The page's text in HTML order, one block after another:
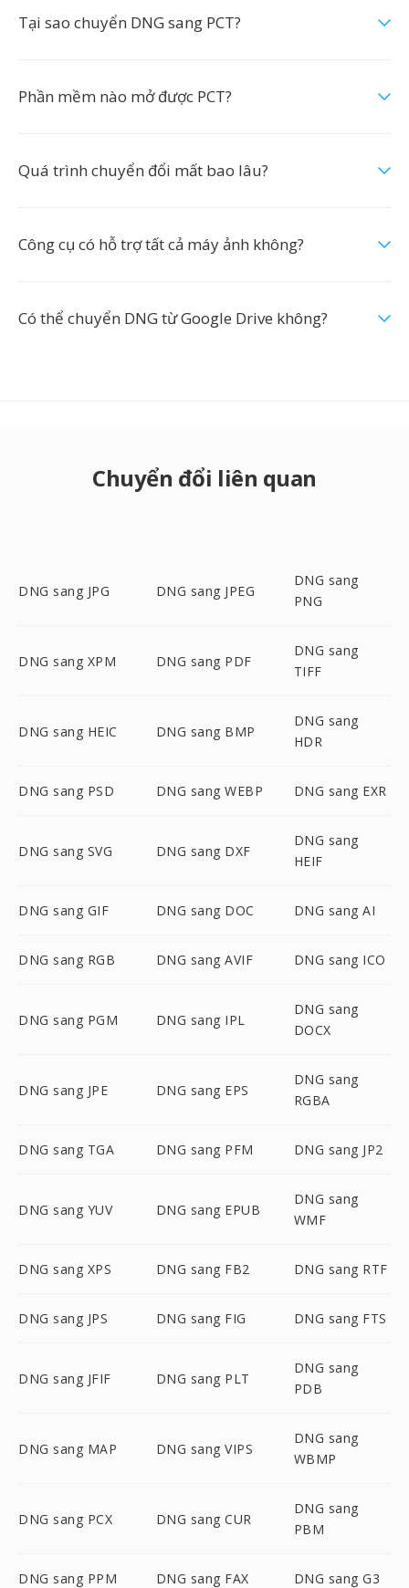
Tại sao chuyển DNG sang PCT?
Phần mềm nào mở được PCT?
Quá trình chuyển đổi mất bao lâu?
Công cụ có hỗ trợ tất cả máy ảnh không?
Có thể chuyển DNG từ Google Drive không?
Chuyển đổi liên quan
DNG sang JPG DNG sang JPEG
DNG sang
PNG
DNG sang XPM DNG sang PDF
DNG sang
TIFF
DNG sang HEIC DNG sang BMP
DNG sang
HDR
DNG sang PSD DNG sang WEBP DNG sang EXR
DNG sang SVG DNG sang DXF
DNG sang
HEIF
DNG sang GIF DNG sang DOC DNG sang AI
DNG sang RGB DNG sang AVIF DNG sang ICO
DNG sang PGM DNG sang IPL
DNG sang
DOCX
DNG sang JPE DNG sang EPS
DNG sang
RGBA
DNG sang TGA DNG sang PFM DNG sang JP2
DNG sang YUV DNG sang EPUB
DNG sang
WMF
DNG sang XPS DNG sang FB2 DNG sang RTF
DNG sang JPS DNG sang FIG DNG sang FTS
DNG sang JFIF DNG sang PLT
DNG sang
PDB
DNG sang MAP DNG sang VIPS
DNG sang
WBMP
DNG sang PCX DNG sang CUR
DNG sang
PBM
DNG sang PPM DNG sang FAX DNG sang G3